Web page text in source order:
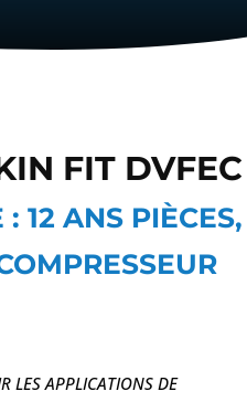
FIT DVFEC
12 ANS PIÈCES,
LES APPLICATIONS DE